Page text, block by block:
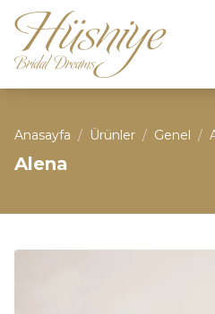
Anasayfa / Ürünler / Genel /
Alena